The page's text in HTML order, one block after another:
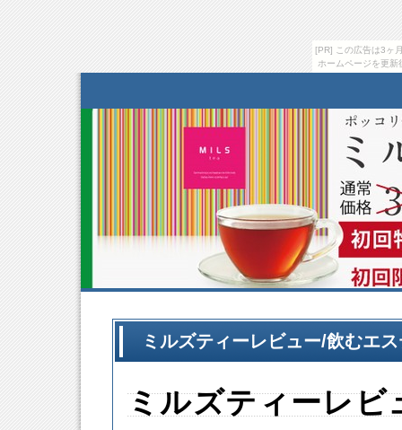
[PR] この広告は3ヶ
ホームページを更
ミルズティーレビュー/飲むエ
ミルズティーレビ